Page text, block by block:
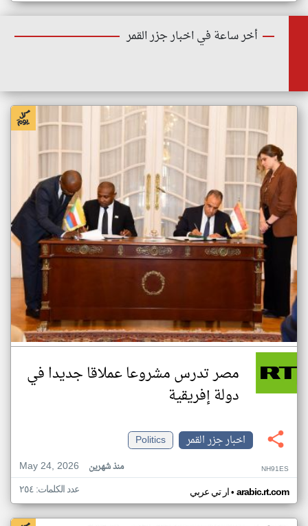
أخر ساعة في اخبار جزر القمر
مصر تدرس مشروعا عملاقا جديدا في
دولة إفريقية
اخبار جزر القمر
Politics
May 24, 2026
منذ شهرين NH91ES
ار تي عربي• arabic.rt.com عدد الكلمات: ٢٥٤